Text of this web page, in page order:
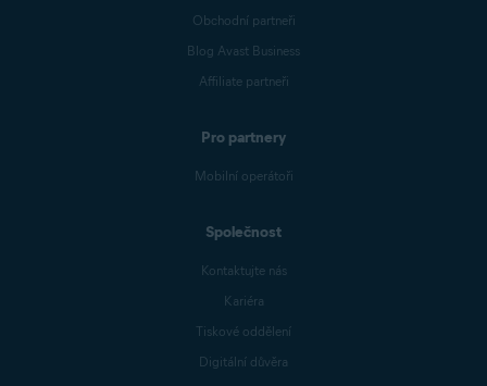
Obchodní partneři
Blog Avast Business
Affiliate partneři
Pro partnery
Mobilní operátoři
Společnost
Kontaktujte nás
Kariéra
Tiskové oddělení
Digitální důvěra